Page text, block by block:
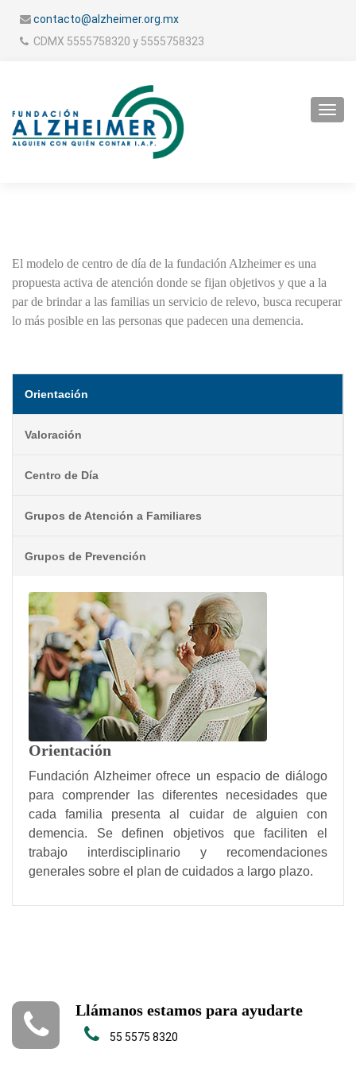
contacto@alzheimer.org.mx
CDMX 5555758320 y 5555758323
El modelo de centro de día de la fundación Alzheimer es una
propuesta activa de atención donde se fijan objetivos y que a la
par de brindar a las familias un servicio de relevo, busca recuperar
lo más posible en las personas que padecen una demencia.
Orientación
Valoración
Centro de Día
Grupos de Atención a Familiares
Grupos de Prevención
Orientación
Fundación Alzheimer ofrece un espacio de diálogo
para comprender las diferentes necesidades que
cada familia presenta al cuidar de alguien con
demencia. Se definen objetivos que faciliten el
trabajo interdisciplinario y recomendaciones
generales sobre el plan de cuidados a largo plazo.
Llámanos estamos para ayudarte
55 5575 8320